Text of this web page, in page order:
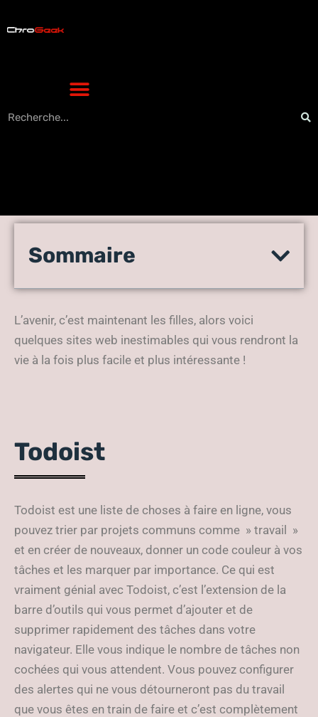
5 sites web étonnants qui
facile et plus intéressante
Sommaire
L’avenir, c’est maintenant les filles, alors voici
quelques sites web inestimables qui vous rendront la
vie à la fois plus facile et plus intéressante !
Todoist
Todoist est une liste de choses à faire en ligne, vous
pouvez trier par projets communs comme » travail »
et en créer de nouveaux, donner un code couleur à vos
tâches et les marquer par importance. Ce qui est
vraiment génial avec Todoist, c’est l’extension de la
barre d’outils qui vous permet d’ajouter et de
supprimer rapidement des tâches dans votre
navigateur. Elle vous indique le nombre de tâches non
cochées qui vous attendent. Vous pouvez configurer
des alertes qui ne vous détourneront pas du travail
que vous êtes en train de faire et c’est complètement